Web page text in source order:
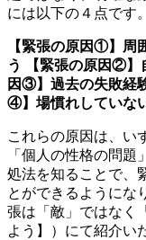
には以下の４点です。
【緊張の原因①】周
う
【緊張の原因②
因③】過去の失敗経
④】場慣れしていな
これらの原因は、い
「個人の性格の問
処法を知ることで、
とができるようにな
張は「敵」ではなく
よう】
） にて紹介い